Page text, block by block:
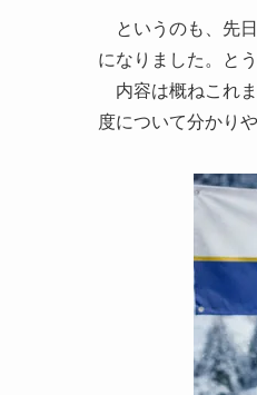
というのも、先日
になりました。と
内容は概ねこれま
度について分かり